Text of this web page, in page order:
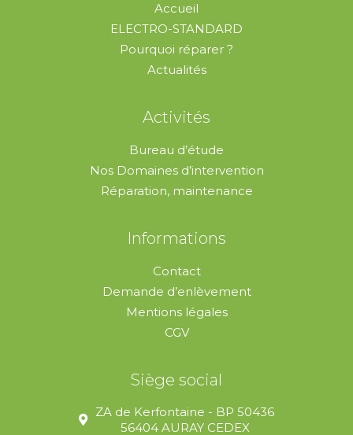
Accueil
ELECTRO-STANDARD
Pourquoi réparer ?
Actualités
Activités
Bureau d’étude
Nos Domaines d’intervention
Réparation, maintenance
Informations
Contact
Demande d’enlèvement
Mentions légales
CGV
Siège social
ZA de Kerfontaine - BP 50436
56404 AURAY CEDEX